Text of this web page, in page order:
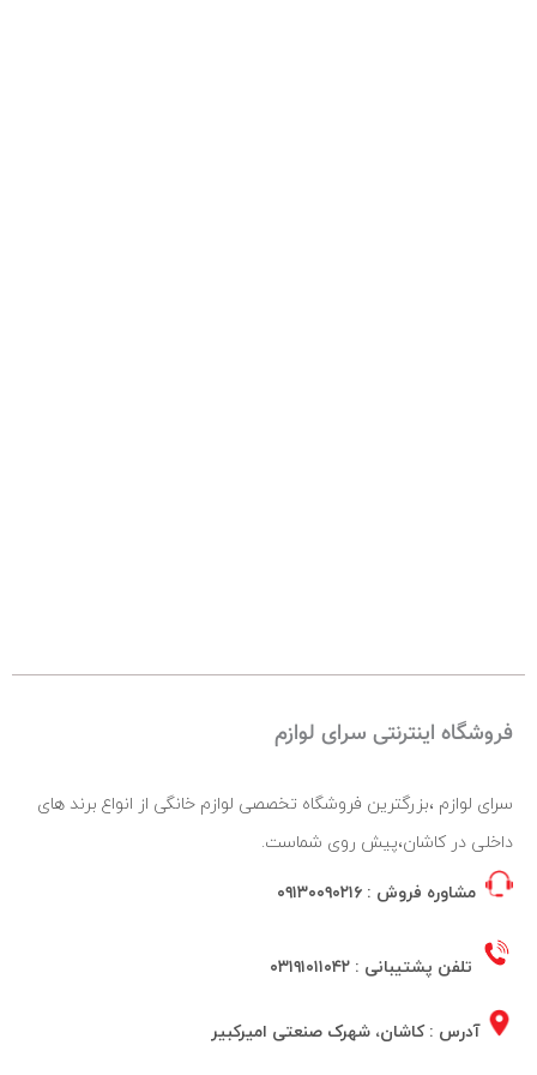
فروشگاه اینترنتی سرای لوازم
سرای لوازم ،بزرگترین فروشگاه تخصصی لوازم خانگی از انواع برند های
داخلی در کاشان،پیش روی شماست.
مشاوره فروش : ۰۹۱۳۰۰۹۰۲۱۶
تلفن پشتیبانی : ۰۳۱۹۱۰۱۱۰۴۲
آدرس : کاشان، شهرک صنعتی امیرکبیر